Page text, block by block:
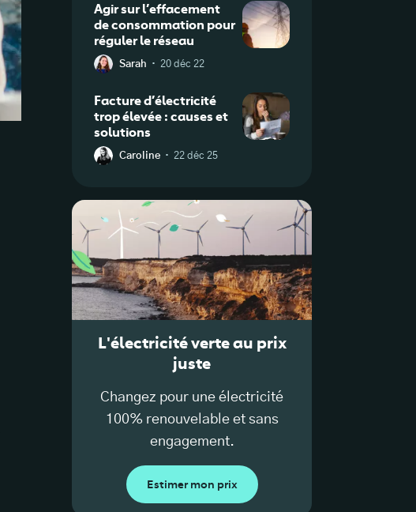
Agir sur l’effacement
de consommation pour
réguler le réseau
Sarah · 20 déc 22
Facture d’électricité
trop élevée : causes et
solutions
Caroline · 22 déc 25
L'électricité verte au prix
juste
Changez pour une électricité
100% renouvelable et sans
engagement.
Estimer mon prix